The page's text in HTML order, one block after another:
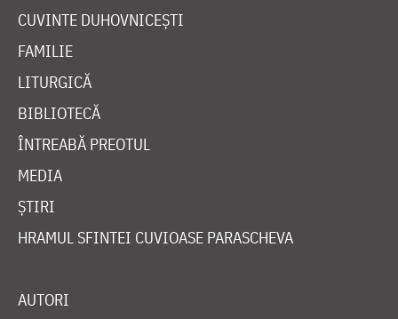
CUVINTE DUHOVNICEȘTI
FAMILIE
LITURGICĂ
BIBLIOTECĂ
ÎNTREABĂ PREOTUL
MEDIA
ȘTIRI
HRAMUL SFINTEI CUVIOASE PARASCHEVA
AUTORI